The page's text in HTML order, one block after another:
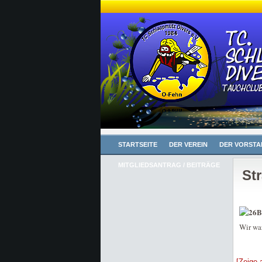
STARTSEITE DER VEREIN DER
MITGLIEDSANTRAG / BEITRÄGE
Wir